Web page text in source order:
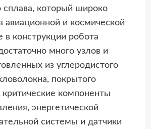
который широко
авиационной и космической
в конструкции робота
много узлов и
из углеродистого
покрытого
компоненты
энергетической
системы и датчики